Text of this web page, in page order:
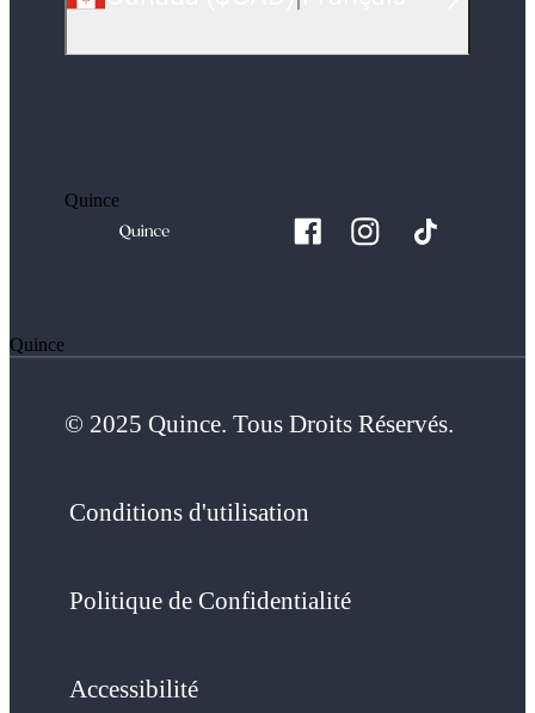
Quince
Quince
© 2025 Quince. Tous Droits Réservés.
Conditions d'utilisation
Politique de Confidentialité
Accessibilité